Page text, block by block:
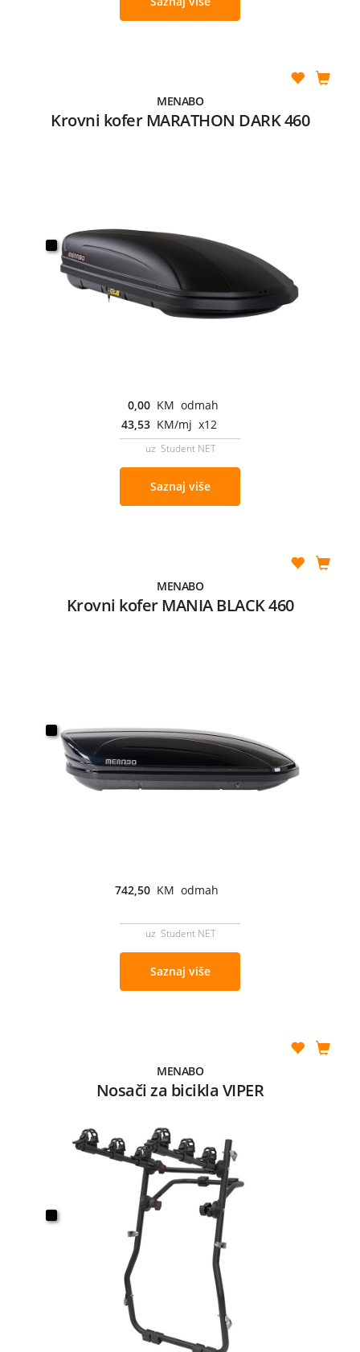
MENABO
Krovni kofer MARATHON DARK 460
0,00 KM odmah
43,53 KM/mj x12
uz Student NET
Saznaj više
MENABO
Krovni kofer MANIA BLACK 460
742,50 KM odmah
uz Student NET
Saznaj više
MENABO
Nosači za bicikla VIPER